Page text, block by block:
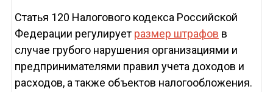
Статья 120 Налогового кодекса Российской
Федерации регулирует размер штрафов в
случае грубого нарушения организациями и
предпринимателями правил учета доходов и
расходов, а также объектов налогообложения.